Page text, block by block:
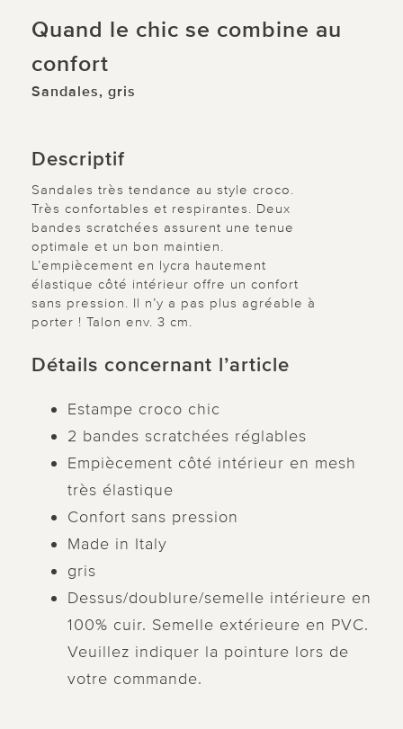
Quand le chic se combine au
confort
Sandales, gris
Descriptif
Sandales très tendance au style croco.
Très confortables et respirantes. Deux
bandes scratchées assurent une tenue
optimale et un bon maintien.
L’empiècement en lycra hautement
élastique côté intérieur offre un confort
sans pression. Il n’y a pas plus agréable à
porter ! Talon env. 3 cm.
Détails concernant l’article
Estampe croco chic
2 bandes scratchées réglables
Empiècement côté intérieur en mesh
très élastique
Confort sans pression
Made in Italy
gris
Dessus/doublure/semelle intérieure en
100% cuir. Semelle extérieure en PVC.
Veuillez indiquer la pointure lors de
votre commande.